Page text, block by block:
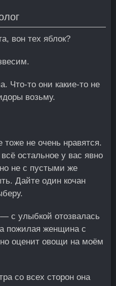
вон тех яблок?
Что-то они какие-то не
возьму.
не очень нравятся.
остальное у вас явно
не с пустыми же
Дайте один кочан
с улыбкой отозвалась
пожилая женщина с
оценит овощи на моём
со всех сторон она